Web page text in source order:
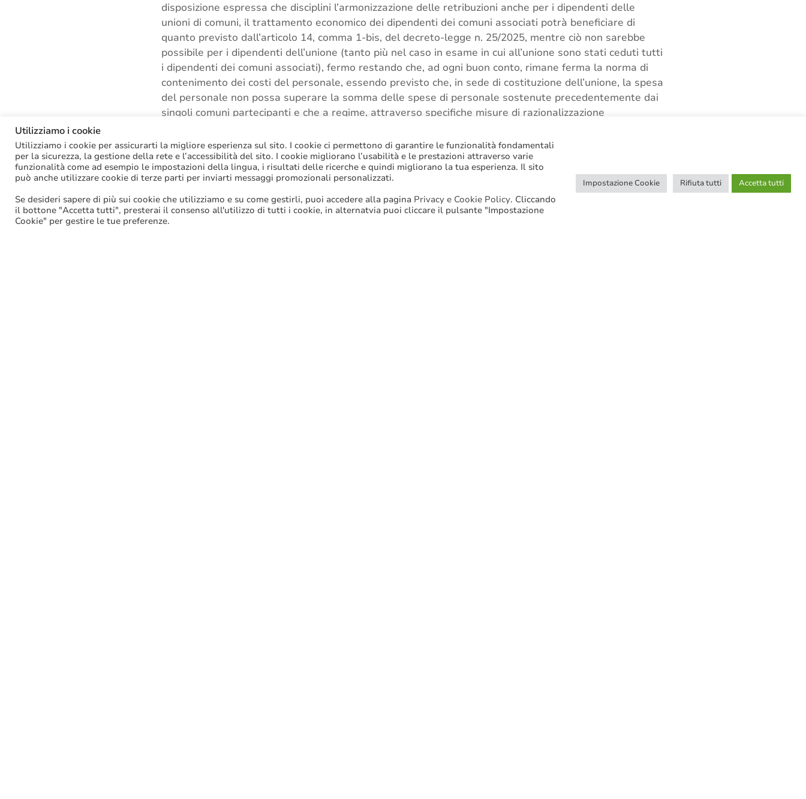
disposizione espressa che disciplini l’armonizzazione delle retribuzioni anche per i dipendenti delle
unioni di comuni, il trattamento economico dei dipendenti dei comuni associati potrà beneficiare di
quanto previsto dall’articolo 14, comma 1-bis, del decreto-legge n. 25/2025, mentre ciò non sarebbe
possibile per i dipendenti dell’unione (tanto più nel caso in esame in cui all’unione sono stati ceduti tutti
i dipendenti dei comuni associati), fermo restando che, ad ogni buon conto, rimane ferma la norma di
contenimento dei costi del personale, essendo previsto che, in sede di costituzione dell’unione, la spesa
del personale non possa superare la somma delle spese di personale sostenute precedentemente dai
singoli comuni partecipanti e che a regime, attraverso specifiche misure di razionalizzazione
risparmi di spesa in materia di personale – art. 32, comma 5, del TUEL.
Tags: Corte dei Conti , RGS, Trattamento accessorio, Unioni di comuni
Utilizziamo i cookie
Utilizziamo i cookie per assicurarti la migliore esperienza sul sito. I cookie ci permettono di garantire le funzionalità fondamentali
per la sicurezza, la gestione della rete e l’accessibilità del sito. I cookie migliorano l’usabilità e le prestazioni attraverso varie
funzionalità come ad esempio le impostazioni della lingua, i risultati delle ricerche e quindi migliorano la tua esperienza. Il sito
può anche utilizzare cookie di terze parti per inviarti messaggi promozionali personalizzati.
Se desideri sapere di più sui cookie che utilizziamo e su come gestirli, puoi accedere alla pagina Privacy e Cookie Policy. Cliccando
il bottone "Accetta tutti", presterai il consenso all'utilizzo di tutti i cookie, in alternatvia puoi cliccare il pulsante "Impostazione
Cookie" per gestire le tue preferenze.
Impostazione Cookie Rifiuta tutti Accetta tutti